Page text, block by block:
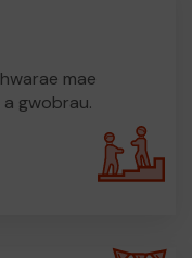
mae
gwobrau.